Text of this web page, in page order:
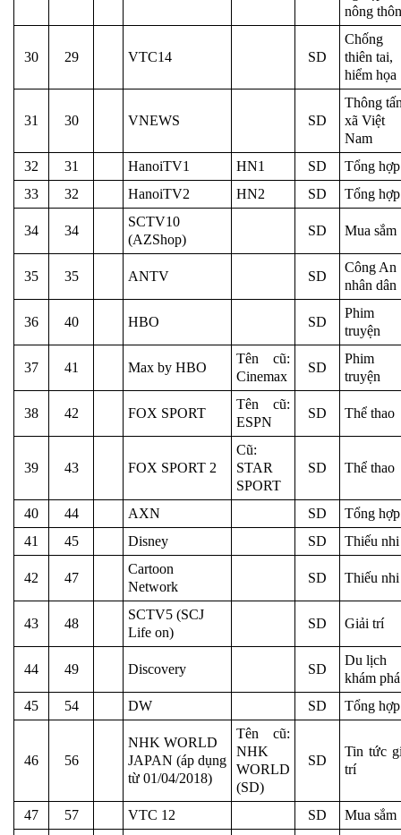
nông thôn
30 29 VTC14 SD
Chống
thiên tai,
hiểm họa
31 30 VNEWS SD
Thông
xã Việt
Nam
32
31 HanoiTV1 HN1 SD
Tổng hợp
33
32 HanoiTV2 HN2 SD Tổng hợp
34 34
SCTV10
(AZShop)
SD Mua sắm
35 35 ANTV SD
Công An
nhân dân
36 40 HBO SD
Phim
truyện
37 41 Max by HBO
Tên cũ:
Cinemax
SD
Phim
truyện
38 42 FOX SPORT
Tên cũ:
ESPN
SD Thể thao
39 43 FOX SPORT 2
Cũ:
STAR
SPORT
SD Thể thao
40 44 AXN SD
Tổng hợp
41
45 Disney SD Thiếu nhi
42 47
Cartoon
Network
SD Thiếu nhi
43 48
SCTV5 (SCJ
Life on)
SD Giải trí
44 49 Discovery SD
Du lịch
khám phá
45
54 DW SD Tổng hợp
46 56
NHK WORLD
JAPAN (áp dụng
từ 01/04/2018)
Tên cũ:
NHK
WORLD
(SD)
SD
Tin tức
trí
47 57 VTC 12 SD Mua sắm